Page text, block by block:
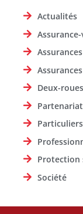
Actualités
Deux-roues
Particuliers
Protection
Société